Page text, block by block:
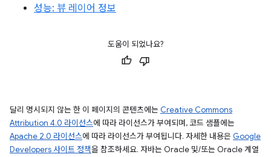
성능: 뷰 레이어 정보
도움이 되었나요?
달리 명시되지 않는 한 이 페이지의 콘텐츠에는 Creative Commons
Attribution 4.0 라이선스에 따라 라이선스가 부여되며, 코드 샘플에는
Apache 2.0 라이선스에 따라 라이선스가 부여됩니다. 자세한 내용은 Google
Developers 사이트 정책을 참조하세요. 자바는 Oracle 및/또는 Oracle 계열